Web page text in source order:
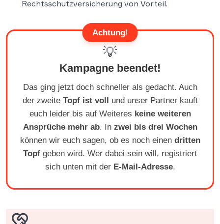
Rechtsschutzversicherung von Vorteil.
Achtung!
💡
Kampagne beendet!
Das ging jetzt doch schneller als gedacht. Auch
der zweite Topf ist voll und unser Partner kauft
euch leider bis auf Weiteres keine weiteren
Ansprüche mehr ab. In zwei bis drei Wochen
können wir euch sagen, ob es noch einen dritten
Topf geben wird. Wer dabei sein will, registriert
sich unten mit der E-Mail-Adresse.